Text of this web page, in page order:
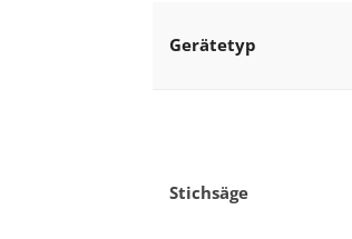
Gerätetyp
Stichsäge